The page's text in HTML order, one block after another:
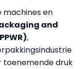
machines en
and
,
toenemende druk